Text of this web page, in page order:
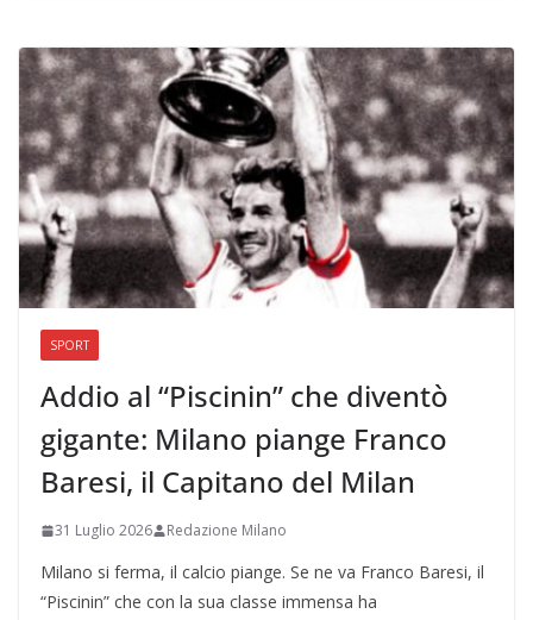
SPORT
Addio al “Piscinin” che diventò
gigante: Milano piange Franco
Baresi, il Capitano del Milan
31 Luglio 2026 Redazione Milano
Milano si ferma, il calcio piange. Se ne va Franco Baresi, il
“Piscinin” che con la sua classe immensa ha